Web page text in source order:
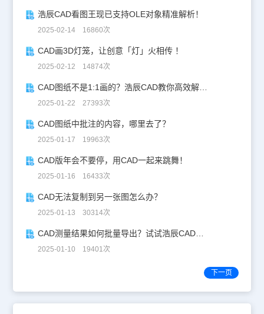
浩辰CAD看图王现已支持OLE对象精准解析！
2025-02-14 16860次
CAD画3D灯笼，让创意「灯」火相传 ！
2025-02-12 14874次
CAD图纸不是1:1画的？浩辰CAD教你高效解决！
2025-01-22 27393次
CAD图纸中批注的内容，哪里去了？
2025-01-17 19963次
CAD版年会不要停，用CAD一起来跳舞！
2025-01-16 16433次
CAD无法复制到另一张图怎么办？
2025-01-13 30314次
CAD测量结果如何批量导出？试试浩辰CAD看图王！
2025-01-10 19401次
下一页